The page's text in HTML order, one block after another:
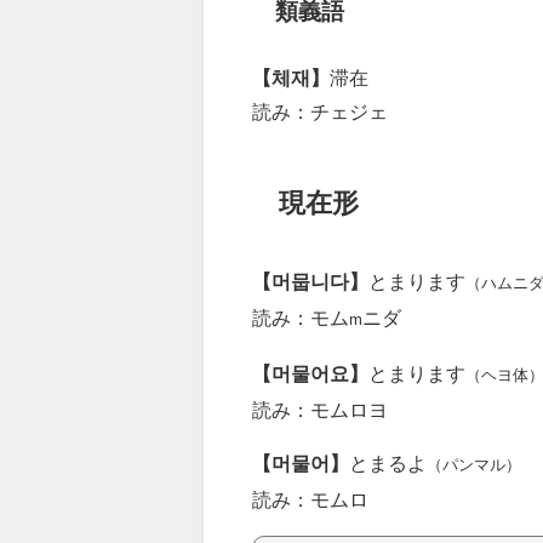
類義語
【체재】 滞在
読み：チェジェ
現在形
【머뭅니다】 とまります （ハムニ
読み：モムm ニダ
【머물어요】 とまります （ヘヨ体）
読み：モムロヨ
【머물어】 とまるよ （パンマル）
読み：モムロ